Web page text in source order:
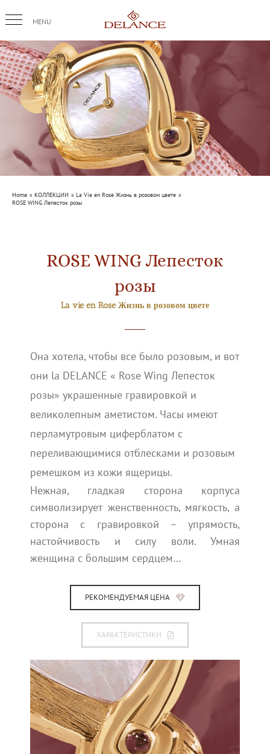
to
content
Home КОЛЛЕКЦИИ
La Vie en Rose Жизнь в розовом цвете
ROSE WING Лепесток розы
ROSE WING Лепесток
розы
La vie en Rose Жизнь в розовом цвете
Она хотела, чтобы все было розовым, и вот
они la DELANCE « Rose Wing Лепесток
розы» украшенные гравировкой и
великолепным аметистом. Часы имеют
перламутровым циферблатом с
переливающимися отблесками и розовым
ремешком из кожи ящерицы.
Нежная, гладкая сторона корпуса
символизирует женственность, мягкость, а
сторона с гравировкой – упрямость,
настойчивость и силу воли. Умная
женщина с большим сердцем…
РЕКОМЕНДУЕМАЯ ЦЕНА
ХАРАКТЕРИСТИКИ